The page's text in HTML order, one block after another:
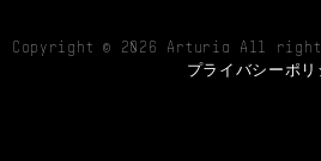
Copyright © 2026 Arturia All
プライバシーポリ